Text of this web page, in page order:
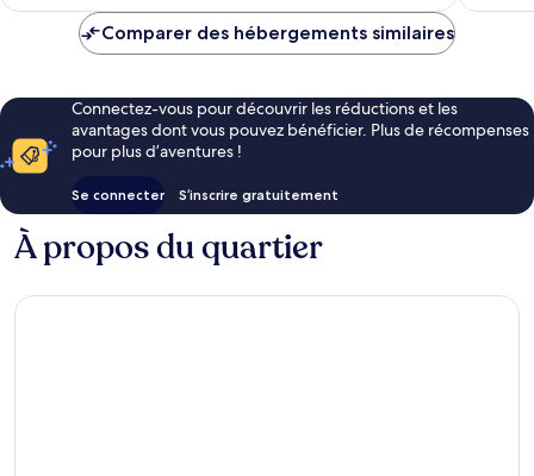
de
Comparer des hébergements similaires
Connectez-vous pour découvrir les réductions et les
avantages dont vous pouvez bénéficier. Plus de récompenses
pour plus d’aventures !
Se connecter S’inscrire gratuitement
À propos du quartier